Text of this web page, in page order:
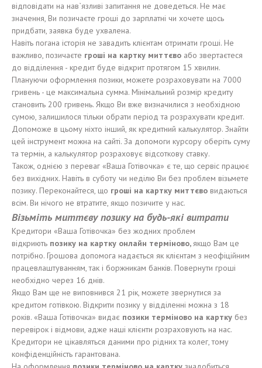
відповідати на нав`язливі запитання не доведеться. Не має
значення, Ви позичаєте гроші до зарплатні чи хочете щось
придбати, заявка буде ухвалена.
Навіть погана історія не завадить клієнтам отримати гроші. Не
важливо, позичаєте гроші на картку миттєво або звертаєтеся
до відділення - кредит буде відкрит протягом 15 хвилин.
Плануючи оформлення позики, можете розраховувати на 7000
гривень - це максимальна сумма. Мінімальний розмір кредиту
становить 200 гривень. Якщо Ви вже визначилися з необхідною
сумою, залишилося тільки обрати період та розрахувати кредит.
Допоможе в цьому ніхто інший, як кредитний калькулятор. Знайти
цей інструмент можна на сайті. За допомоги курсору оберіть суму
та термін, а калькулятор розраховує відсоткову ставку.
Також, однією з переваг «Ваша Готівочка» є те, що сервіс працює
без вихідних. Навіть в суботу чи неділю Ви без проблем візьмете
позику. Переконайтеся, що гроші на картку миттєво видаються
всім. Ви нічого не втратите, якщо позичите у нас.
Візьміть миттєву позику на будь-які витрати
Кредитори «Ваша Готівочка» без жодних проблем
відкриють позику на картку онлайн терміново,якщо Вам це
потрібно. Грошова допомога надається як клієнтам з неофіційним
працевлаштуванням, так і боржникам банків. Повернути гроші
необхідно через 16 днів.
Якщо Вам ще не виповнився 21 рік, можете звернутися за
кредитом готівкою. Відкрити позику у відділенні можна з 18
років. «Ваша Готівочка» видає позики терміново на картку без
перевірок і відмови, адже наші клієнти розраховують на нас.
Кредитори не цікавляться даними про рідних та колег, тому
конфіденційність гарантована.